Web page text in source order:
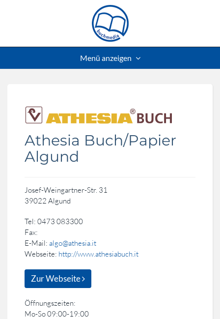
Menü anzeigen
Athesia Buch/Papier
Algund
Josef-Weingartner-Str. 31
39022 Algund
Tel: 0473 083300
Fax:
E-Mail: algo@athesia.it
Webseite: http://www.athesiabuch.it
Zur Webseite
Öffnungszeiten:
Mo-So 09:00-19:00